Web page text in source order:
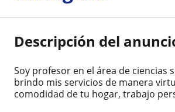
Descripción del
Soy profesor en el área de ciencias
brindo mis servicios de manera
comodidad de tu hogar, trabajo